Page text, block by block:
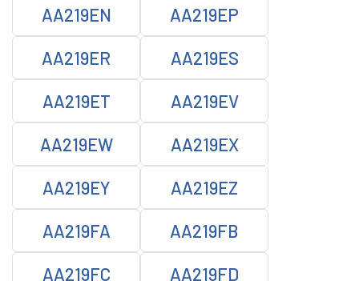
AA219EN AA219EP
AA219ER AA219ES
AA219ET AA219EV
AA219EW AA219EX
AA219EY AA219EZ
AA219FA AA219FB
AA219FC AA219FD